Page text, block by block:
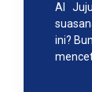
AI
ini?